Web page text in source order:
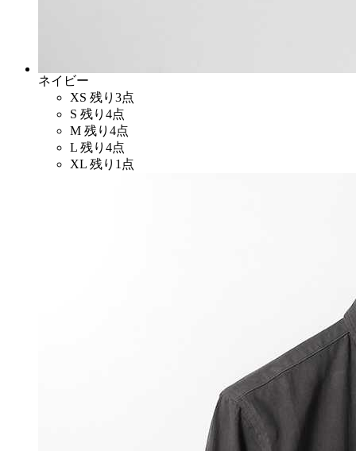
ネイビー
XS 残り3点
S 残り4点
M 残り4点
L 残り4点
XL 残り1点